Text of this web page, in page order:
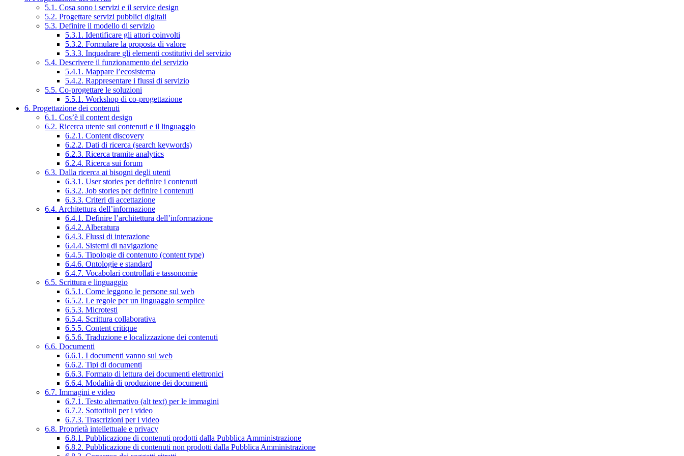
5.1. Cosa sono i servizi e il service design
5.2. Progettare servizi pubblici digitali
5.3. Definire il modello di servizio
5.3.1. Identificare gli attori coinvolti
5.3.2. Formulare la proposta di valore
5.3.3. Inquadrare gli elementi costitutivi del servizio
5.4. Descrivere il funzionamento del servizio
5.4.1. Mappare l’ecosistema
5.4.2. Rappresentare i flussi di servizio
5.5. Co-progettare le soluzioni
5.5.1. Workshop di co-progettazione
6. Progettazione dei contenuti
6.1. Cos’è il content design
6.2. Ricerca utente sui contenuti e il linguaggio
6.2.1. Content discovery
6.2.2. Dati di ricerca (search keywords)
6.2.3. Ricerca tramite analytics
6.2.4. Ricerca sui forum
6.3. Dalla ricerca ai bisogni degli utenti
6.3.1. User stories per definire i contenuti
6.3.2. Job stories per definire i contenuti
6.3.3. Criteri di accettazione
6.4. Architettura dell’informazione
6.4.1. Definire l’architettura dell’informazione
6.4.2. Alberatura
6.4.3. Flussi di interazione
6.4.4. Sistemi di navigazione
6.4.5. Tipologie di contenuto (content type)
6.4.6. Ontologie e standard
6.4.7. Vocabolari controllati e tassonomie
6.5. Scrittura e linguaggio
6.5.1. Come leggono le persone sul web
6.5.2. Le regole per un linguaggio semplice
6.5.3. Microtesti
6.5.4. Scrittura collaborativa
6.5.5. Content critique
6.5.6. Traduzione e localizzazione dei contenuti
6.6. Documenti
6.6.1. I documenti vanno sul web
6.6.2. Tipi di documenti
6.6.3. Formato di lettura dei documenti elettronici
6.6.4. Modalità di produzione dei documenti
6.7. Immagini e video
6.7.1. Testo alternativo (alt text) per le immagini
6.7.2. Sottotitoli per i video
6.7.3. Trascrizioni per i video
6.8. Proprietà intellettuale e privacy
6.8.1. Pubblicazione di contenuti prodotti dalla Pubblica Amministrazione
6.8.2. Pubblicazione di contenuti non prodotti dalla Pubblica Amministrazione